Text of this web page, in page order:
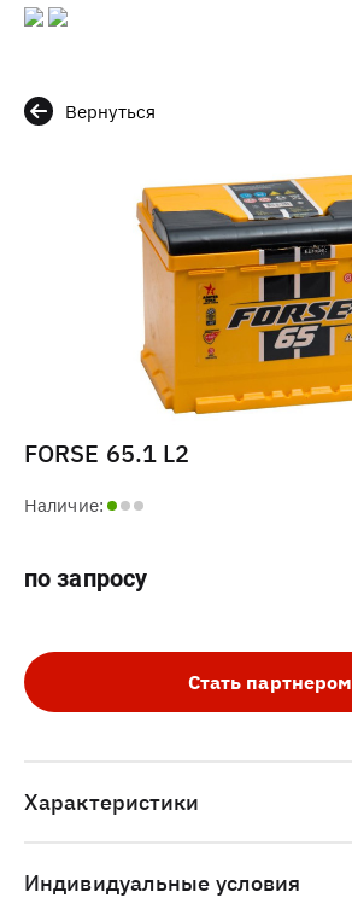
Вернуться
FORSE 65.1 L2
Наличие:
по запросу
Стать партнером
Характеристики
Индивидуальные условия